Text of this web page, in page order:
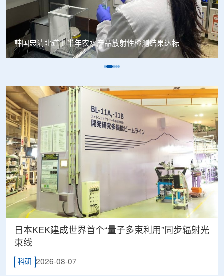
Oklo格罗夫斯同位素试验反应堆实现首次临界
日本KEK建成世界首个“量子多束利用”同步辐射光
束线
科研 2026-08-07